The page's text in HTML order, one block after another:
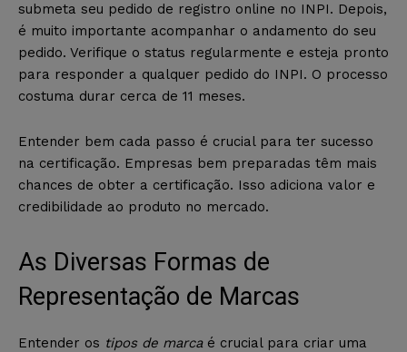
submeta seu pedido de registro online no INPI. Depois,
é muito importante acompanhar o andamento do seu
pedido. Verifique o status regularmente e esteja pronto
para responder a qualquer pedido do INPI. O processo
costuma durar cerca de 11 meses.
Entender bem cada passo é crucial para ter sucesso
na certificação. Empresas bem preparadas têm mais
chances de obter a certificação. Isso adiciona valor e
credibilidade ao produto no mercado.
As Diversas Formas de
Representação de Marcas
Entender os tipos de marcaé crucial para criar uma